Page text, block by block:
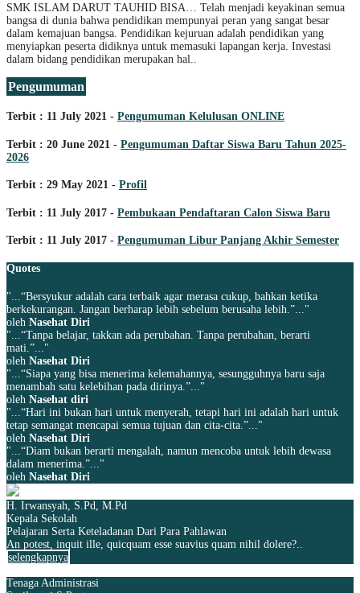
SMK ISLAM DARUT TAUHID BISA… Telah menjadi keyakinan semua
bangsa di dunia bahwa pendidikan mempunyai peran yang sangat besar
dalam kemajuan bangsa. Pendidikan kejuruan adalah pendidikan yang
menyiapkan peserta didiknya untuk memasuki lapangan kerja. Investasi
dalam bidang pendidikan merupakan hal..
Pengumuman
Terbit : 11 July 2021 - Pengumuman Kelulusan ONLINE
Terbit : 20 June 2021 - Pengumuman Daftar Siswa Baru Tahun 2025-
2026
Terbit : 29 May 2021 - Profil
Terbit : 11 July 2017 - Pembukaan Pendaftaran Calon Siswa Baru
Terbit : 11 July 2017 - Pengumuman Libur Panjang Akhir Semester
Quotes
"...“Bersyukur adalah cara terbaik agar merasa cukup, bahkan ketika
berkekurangan. Jangan berharap lebih sebelum berusaha lebih.”..."
oleh Nasehat Diri
"...“Tanpa belajar, takkan ada perubahan. Tanpa perubahan, berarti
mati.”..."
oleh Nasehat Diri
"...“Siapa yang bisa menerima kelemahannya, sesungguhnya baru saja
menambah satu kelebihan pada dirinya.”..."
oleh Nasehat diri
"...“Hari ini bukan hari untuk menyerah, tetapi hari ini adalah hari untuk
tetap semangat mencapai semua tujuan dan cita-cita.”..."
oleh Nasehat Diri
"...“Diam bukan berarti mengalah, namun mencoba untuk lebih dewasa
dalam menerima.”..."
oleh Nasehat Diri
H. Irwansyah, S.Pd, M.Pd
Kepala Sekolah
Pelajaran Serta Keteladanan Dari Para Pahlawan
An potest, inquit ille, quicquam esse suavius quam nihil dolere?..
selengkapnya
Tenaga Administrasi